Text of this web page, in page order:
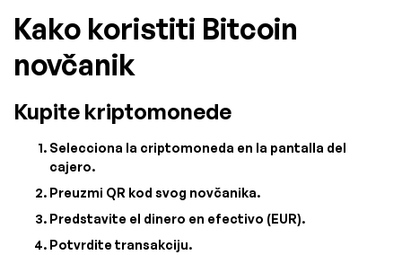
Kako koristiti Bitcoin
novčanik
Kupite kriptomonede
Selecciona la criptomoneda en la pantalla del
cajero.
Preuzmi QR kod svog novčanika.
Predstavite el dinero en efectivo (EUR).
Potvrdite transakciju.